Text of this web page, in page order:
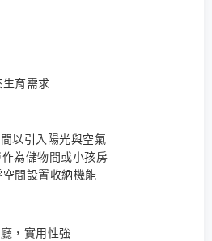
育需求
以引入陽光與空氣
為儲物間或小孩房
間設置收納機能
，實用性強